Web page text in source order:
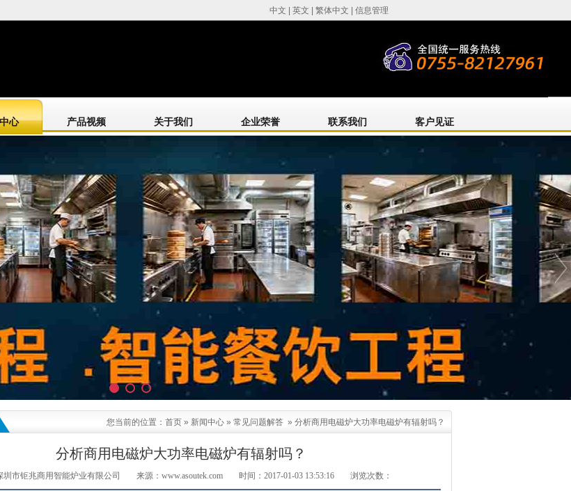
中文 英文 繁体中文 信息管理
心 产品视频 关于我们 企业荣誉 联系我们 客户见证
您当前的位置： 首页 » 新闻中心 » 常见问题解答 » 分析商用电磁炉大功率电磁炉有辐射吗？
分析商用电磁炉大功率电磁炉有辐射吗？
圳市钜兆商用智能炉业有限公司 来源：www.asoutek.com 时间：2017-01-03 13:53:16 浏览次数：